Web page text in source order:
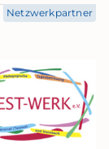
Netzwerkpartner